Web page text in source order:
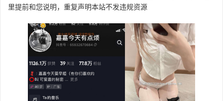
里提前和您说明，重复声明本站不发违规资源